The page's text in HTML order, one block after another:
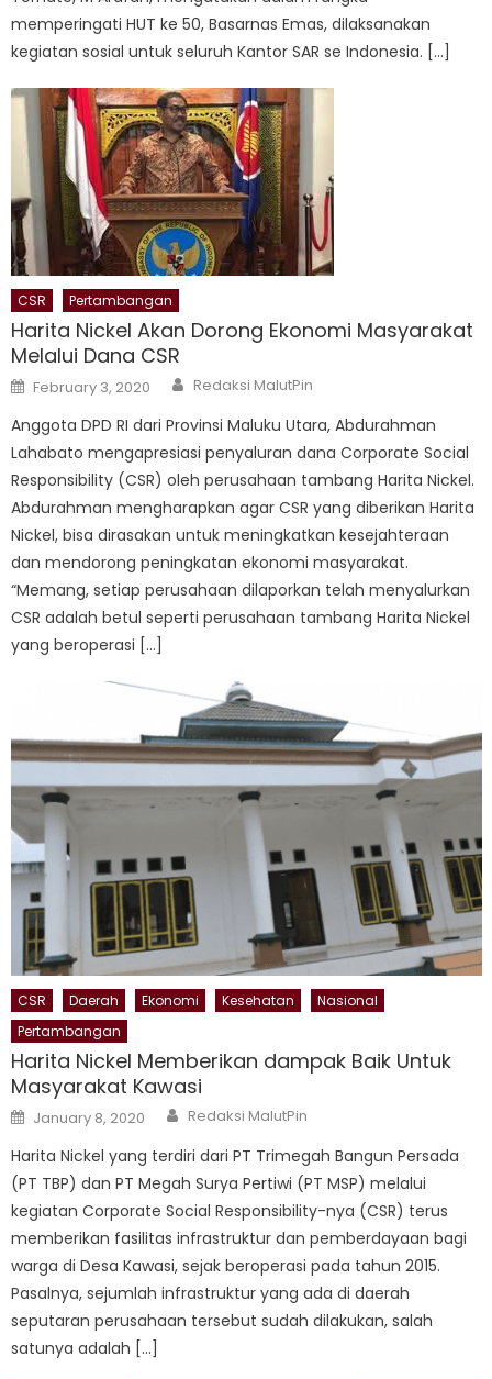
memperingati HUT ke 50, Basarnas Emas, dilaksanakan
kegiatan sosial untuk seluruh Kantor SAR se Indonesia. […]
CSR Pertambangan
Harita Nickel Akan Dorong Ekonomi Masyarakat
Melalui Dana CSR
Posted
on
February 3, 2020 Author
Redaksi MalutPin
Anggota DPD RI dari Provinsi Maluku Utara, Abdurahman
Lahabato mengapresiasi penyaluran dana Corporate Social
Responsibility (CSR) oleh perusahaan tambang Harita Nickel.
Abdurahman mengharapkan agar CSR yang diberikan Harita
Nickel, bisa dirasakan untuk meningkatkan kesejahteraan
dan mendorong peningkatan ekonomi masyarakat.
“Memang, setiap perusahaan dilaporkan telah menyalurkan
CSR adalah betul seperti perusahaan tambang Harita Nickel
yang beroperasi […]
CSR Daerah Ekonomi Kesehatan
Nasional
Pertambangan
Harita Nickel Memberikan dampak Baik Untuk
Masyarakat Kawasi
Posted
on
January 8, 2020 Author
Redaksi MalutPin
Harita Nickel yang terdiri dari PT Trimegah Bangun Persada
(PT TBP) dan PT Megah Surya Pertiwi (PT MSP) melalui
kegiatan Corporate Social Responsibility-nya (CSR) terus
memberikan fasilitas infrastruktur dan pemberdayaan bagi
warga di Desa Kawasi, sejak beroperasi pada tahun 2015.
Pasalnya, sejumlah infrastruktur yang ada di daerah
seputaran perusahaan tersebut sudah dilakukan, salah
satunya adalah […]